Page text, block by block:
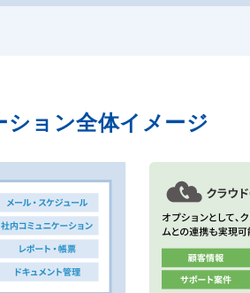
ション全体イメージ